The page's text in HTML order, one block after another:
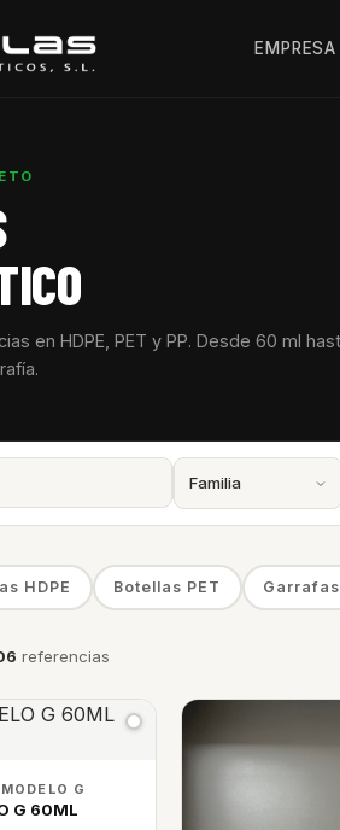
EMPRESA
en HDPE, PET y PP. Desde 60 ml
HDPE Botellas PET Garrafas
referencias
G
G 60ML